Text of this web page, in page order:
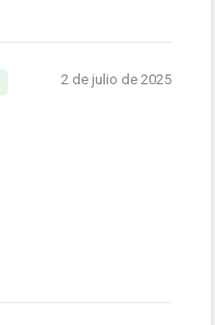
2 de julio de 2025